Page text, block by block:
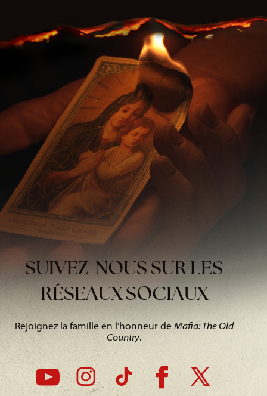
SUIVEZ-NOUS SUR LES
RÉSEAUX SOCIAUX
Rejoignez la famille en l’honneur de Mafia: The Old
Country.